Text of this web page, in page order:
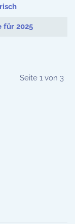
für 2025
Seite 1 von 3